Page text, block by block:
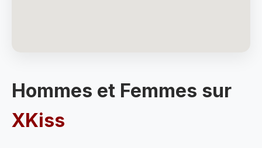
Hommes et Femmes sur
XKiss